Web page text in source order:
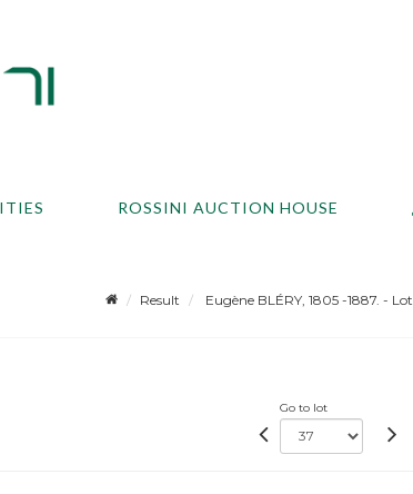
ROSSINI AUCTION HOUSE
Result Eugène BLÉRY, 1805 -1887. -
Go to lot